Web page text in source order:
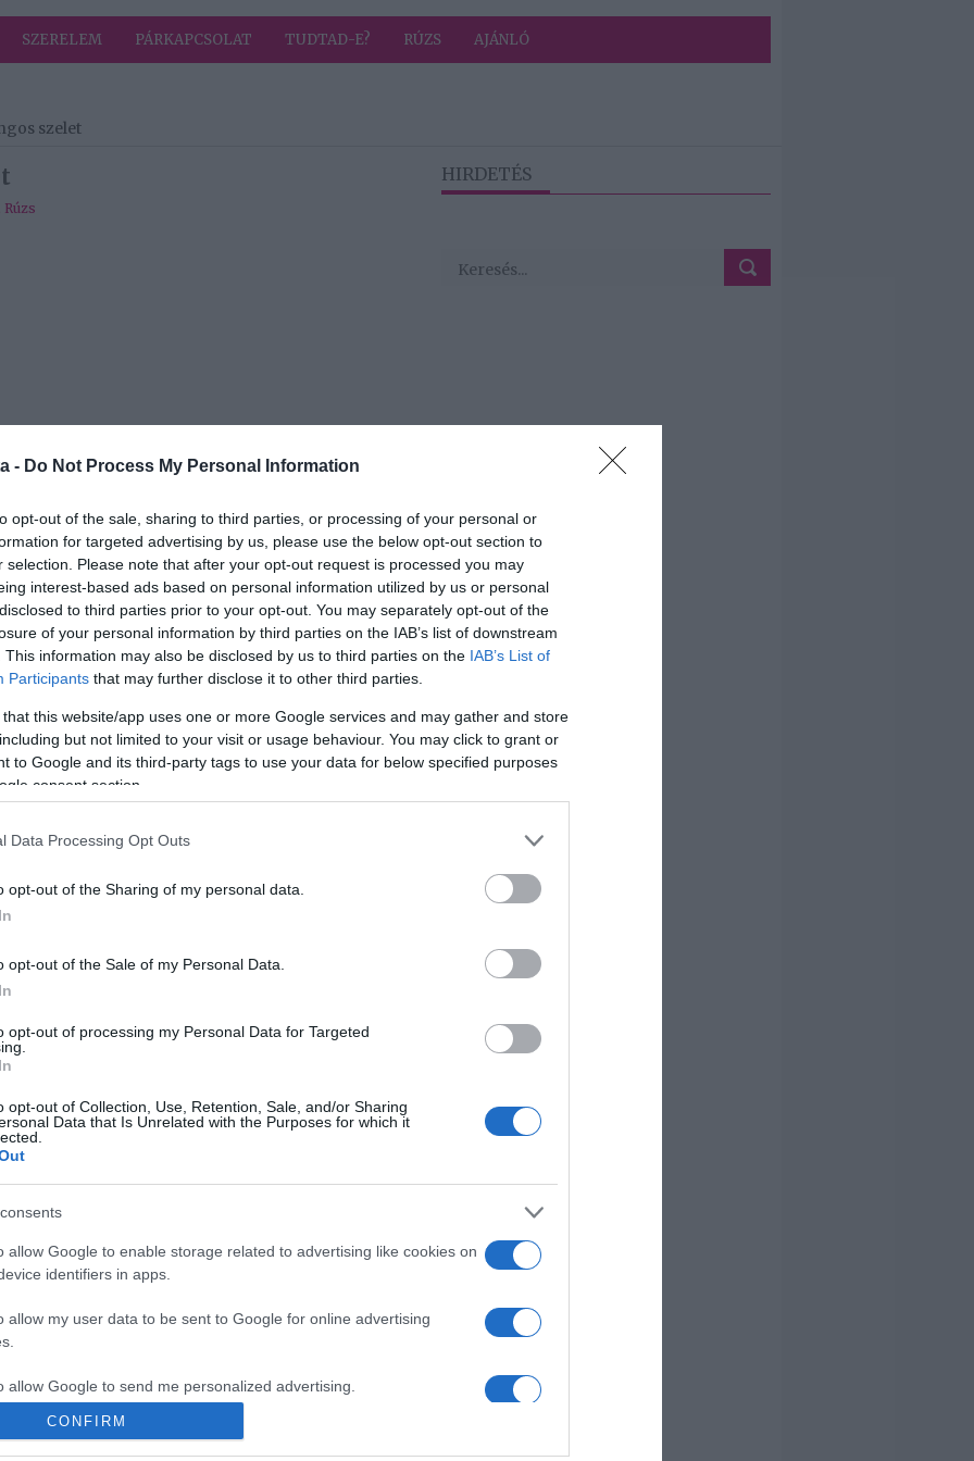
- Do Not Process My Personal Information
opt-out of the sale, sharing to third parties, or processing of your personal or
for targeted advertising by us, please use the below opt-out section to
selection. Please note that after your opt-out request is processed you may
interest-based ads based on personal information utilized by us or personal
to third parties prior to your opt-out. You may separately opt-out of the
of your personal information by third parties on the IAB’s list of downstream
This information may also be disclosed by us to third parties on the IAB’s List of
Participants that may further disclose it to other third parties.
that this website/app uses one or more Google services and may gather and store
but not limited to your visit or usage behaviour. You may click to grant or
to Google and its third-party tags to use your data for below specified purposes
consent section.
Data Processing Opt Outs
opt-out of the Sharing of my personal data.
opt-out of the Sale of my Personal Data.
opt-out of processing my Personal Data for Targeted
opt-out of Collection, Use, Retention, Sale, and/or Sharing
Data that Is Unrelated with the Purposes for which it
allow Google to enable storage related to advertising like cookies on
identifiers in apps.
allow my user data to be sent to Google for online advertising
allow Google to send me personalized advertising.
allow Google to enable storage related to analytics like cookies on
CONFIRM
SZERELEM PÁRKAPCSOLAT TUDTAD-E? RÚZS AJÁNLÓ
szelet
Rúzs
ügyelve arra, hogy szorosan egymás mellett
a pudingporral és a kimaradt tejjel
öntjük, és folyamatosan kevergetve sűrű
vágott vajat, és addig kevergetjük, amíg elolvad,
a második kekszréteget. A barackokat
és a tetejére helyezzük. A tejszínhabot a
a habfixálót és kemény habbá verjük.
elkeverjük. Ha nem elég édes, keverjünk hozzá
Díszítésként étcsoki forgáccsal megszórjuk.
pihenni hagyni, hogy a keksz megpuhuljon.
Pinterest
barackos,pudingos
Következő bejegyzés
HIRDETÉS